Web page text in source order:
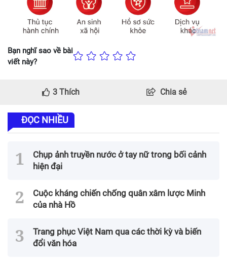
Bạn nghĩ sao về bài
viết này?
3 Thích Chia sẻ
ĐỌC NHIỀU
Chụp ảnh truyền nước ở tay nữ trong bối cảnh
hiện đại
Cuộc kháng chiến chống quân xâm lược Minh
của nhà Hồ
Trang phục Việt Nam qua các thời kỳ và biến
đổi văn hóa